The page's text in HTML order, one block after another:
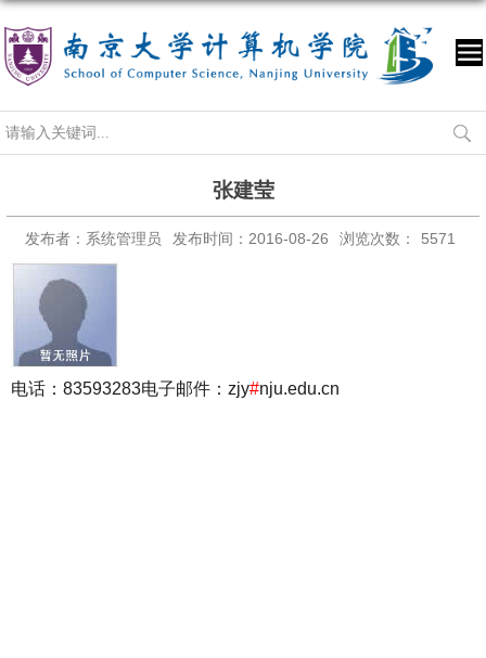
张建莹
发布者：系统管理员 发布时间：2016-08-26 浏览次数： 5571
电话：83593283电子邮件：zjy#nju.edu.cn